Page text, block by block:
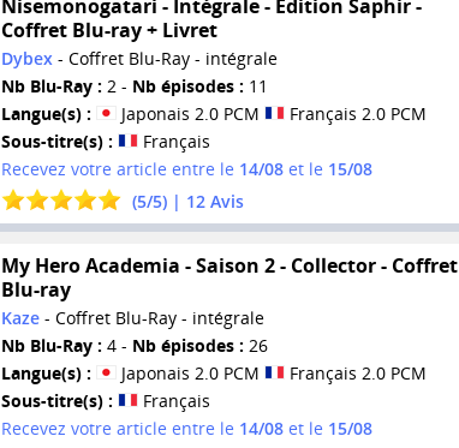
Nisemonogatari - Intégrale - Edition Saphir -
Coffret Blu-ray + Livret
Dybex - Coffret Blu-Ray - intégrale
Nb Blu-Ray : 2 - Nb épisodes : 11
Langue(s) :
Japonais 2.0 PCM
Français 2.0 PCM
Sous-titre(s) :
Français
Recevez votre article entre le 14/08et le 15/08
(5/5) | 12Avis
My Hero Academia - Saison 2 - Collector - Coffret
Blu-ray
Kaze- Coffret Blu-Ray - intégrale
Nb Blu-Ray : 4 - Nb épisodes : 26
Langue(s) :
Japonais 2.0 PCM
Français 2.0 PCM
Sous-titre(s) :
Français
Recevez votre article entre le 14/08et le 15/08